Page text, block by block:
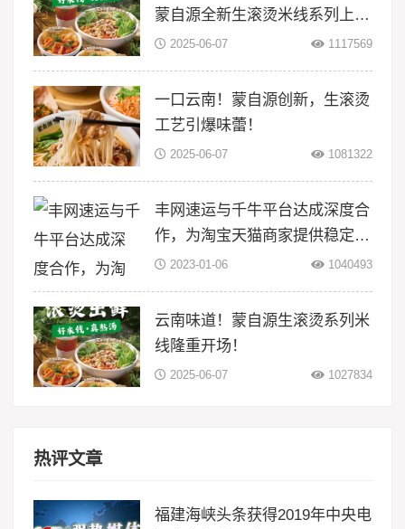
蒙自源全新生滚烫米线系列上
线！2025-06-07 1117569
一口云南！蒙自源创新，生滚烫
工艺引爆味蕾！
2025-06-07 1081322
丰网速运与千牛平台达成深度合
作，为淘宝天猫商家提供稳定物
流服务
2023-01-06 1040493
云南味道！蒙自源生滚烫系列米
线隆重开场！
2025-06-07 1027834
热评文章
福建海峡头条获得2019年中央电